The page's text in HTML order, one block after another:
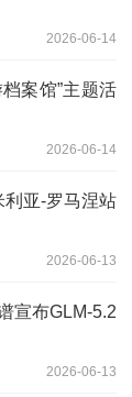
2026-06-14
案馆”主题活
2026-06-14
利亚-罗马涅站
2026-06-13
宣布GLM-5.2
2026-06-13